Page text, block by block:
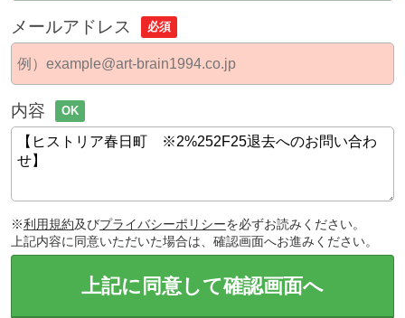
メールアドレス 必須
内容 OK
※利用規約及びプライバシーポリシーを必ずお読みください。
上記内容に同意いただいた場合は、確認画面へお進みください。
上記に同意して確認画面へ